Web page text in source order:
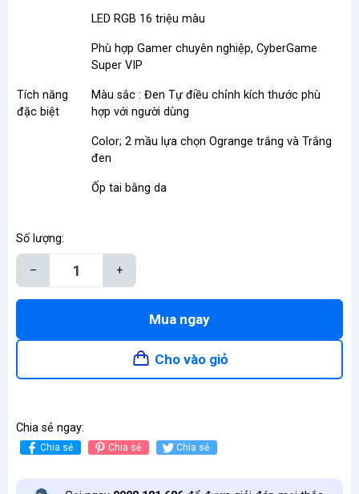
Tích năng
đặc biệt
LED RGB 16 triệu màu
Phù hợp Gamer chuyên nghiệp, CyberGame
Super VIP
Màu sắc : Đen Tự điều chỉnh kích thước phù
hợp với người dùng
Color; 2 mầu lựa chọn Ogrange trắng và Trắng
đen
Ốp tai bằng da
Số lượng:
– +
Mua ngay
Cho vào giỏ
Chia sẻ ngay:
Chia sẻ Chia sẻ Chia sẻ